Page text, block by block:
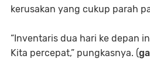
kerusakan yang cukup parah
“Inventaris dua hari ke depan
Kita percepat,” pungkasnya. (